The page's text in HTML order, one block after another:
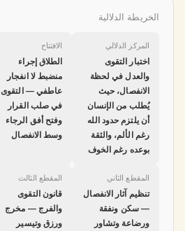
الخريطة الدلالية
المركز الدلالي
اختبار التقوى
والعدل في لحظة
الانفصال، حيث
يُطلب من الإنسان
أن يلتزم حدود الله
رغم الألم، والثقة
بوعده رغم الخوف
الافتتاح
الطلاق إجراء
منضبط لا انفجار
عاطفي — التقوى
في صلب القرار
وفتح أفق الرجاء
وسط الانفصال
المقطع الثاني
تنظيم آثار الانفصال
— سكن ونفقة
ورضاعة وتشاور
المقطع الثالث
قانون التقوى
والفرج — مخرج
ورزق وتيسير